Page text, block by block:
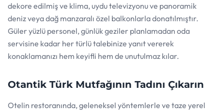
dekore edilmiş ve klima, uydu televizyonu ve panoramik
deniz veya dağ manzaralı özel balkonlarla donatılmıştır.
Güler yüzlü personel, günlük geziler planlamadan oda
servisine kadar her türlü talebinize yanıt vererek
konaklamanızı hem keyifli hem de unutulmaz kılar.
Otantik Türk Mutfağının Tadını Çıkarın
Otelin restoranında, geleneksel yöntemlerle ve taze yerel